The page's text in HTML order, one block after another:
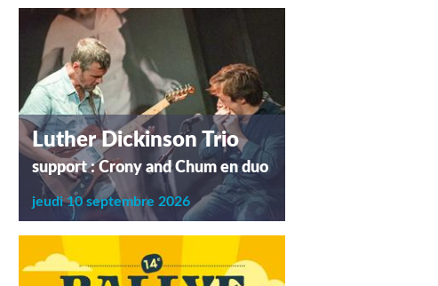
Luther Dickinson Trio
support : Crony and Chum en duo
jeudi 10 septembre 2026